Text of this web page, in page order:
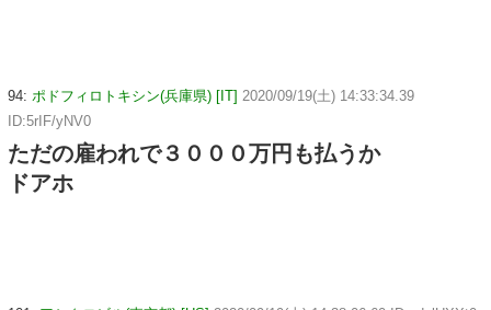
94: ポドフィロトキシン(兵庫県) [IT] 2020/09/19(土) 14:33:34.39
ID:5rIF/yNV0
ただの雇われで３０００万円も払うか
ドアホ